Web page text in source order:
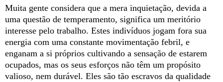
Muita gente considera que a mera inquietação, devida a
uma questão de temperamento, significa um meritório
interesse pelo trabalho. Estes indivíduos jogam fora sua
energia com uma constante movimentação febril, e
enganam a si próprios cultivando a sensação de estarem
ocupados, mas os seus esforços não têm um propósito
valioso, nem durável. Eles são tão escravos da qualidade